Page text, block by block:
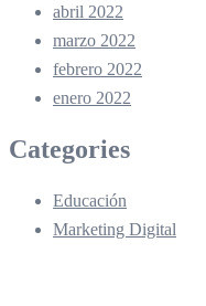
abril 2022
marzo 2022
febrero 2022
enero 2022
Categories
Educación
Marketing Digital